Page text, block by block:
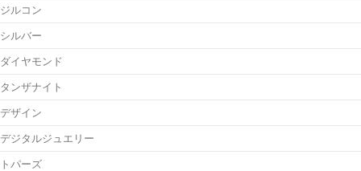
ジルコン
シルバー
ダイヤモンド
タンザナイト
デザイン
デジタルジュエリー
トパーズ